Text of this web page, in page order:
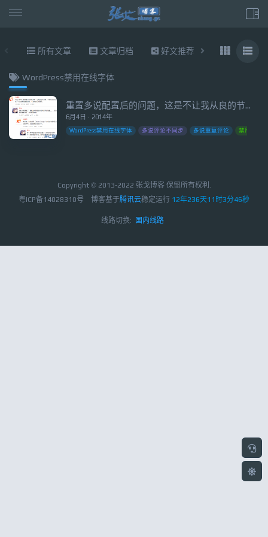
所有文章 文章归档 好文推荐 东拉西扯
WordPress禁用在线字体
6月4日 · 2014年
重置多说配置后的问题，这是不让我从良的节奏啊（附禁用谷歌在线字体的方法）！
WordPress禁用在线字体 多说评论不同步 多说重复评论 禁用谷歌
Copyright © 2013-2022 张戈博客 保留所有权利.
粤ICP备14028310号
博客基于腾讯云稳定运行 12年236天11时3分46秒
线路切换: 国内线路